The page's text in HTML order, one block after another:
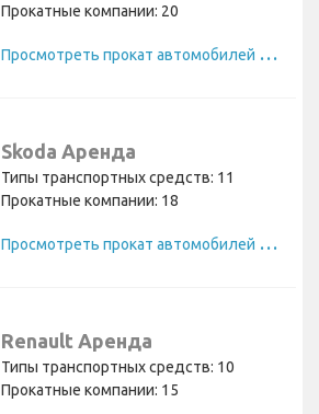
Прокатные компании: 20
П
росмотреть прокат автомобилей Volkswagen
Skoda Аренда
Типы транспортных средств: 11
Прокатные компании: 18
П
росмотреть прокат автомобилей Skoda
Renault Аренда
Типы транспортных средств: 10
Прокатные компании: 15